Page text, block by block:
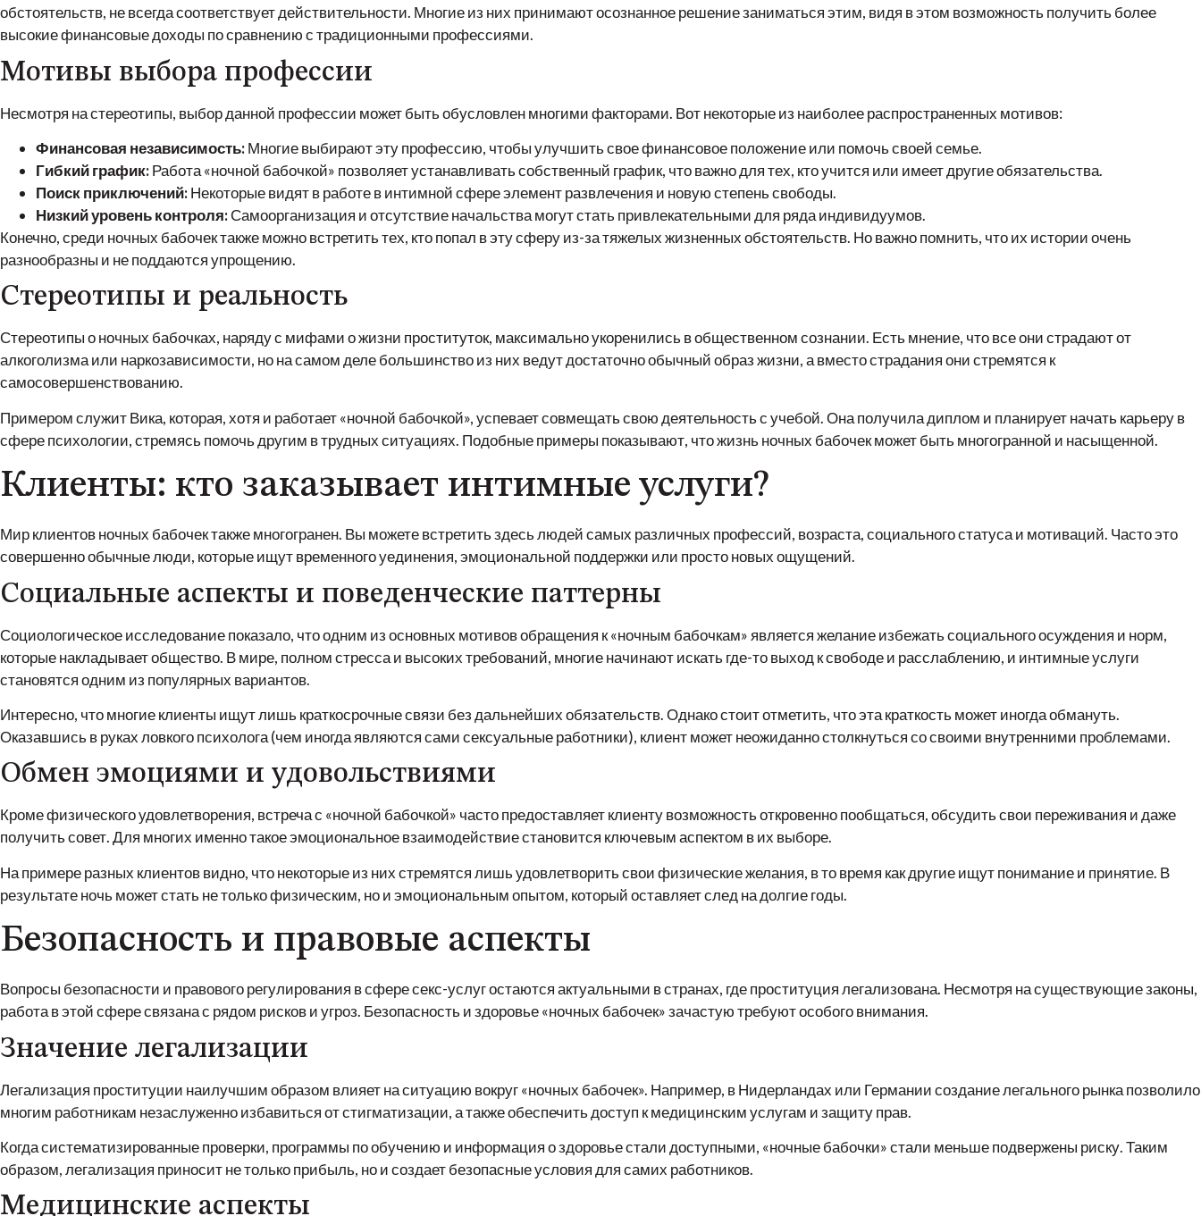
обстоятельств, не всегда соответствует действительности. Многие из них принимают осознанное решение заниматься этим, видя в этом возможность получить более
высокие финансовые доходы по сравнению с традиционными профессиями.
Мотивы выбора профессии
Несмотря на стереотипы, выбор данной профессии может быть обусловлен многими факторами. Вот некоторые из наиболее распространенных мотивов:
Финансовая независимость:Многие выбирают эту профессию, чтобы улучшить свое финансовое положение или помочь своей семье.
Гибкий график:Работа «ночной бабочкой» позволяет устанавливать собственный график, что важно для тех, кто учится или имеет другие обязательства.
Поиск приключений:Некоторые видят в работе в интимной сфере элемент развлечения и новую степень свободы.
Низкий уровень контроля:Самоорганизация и отсутствие начальства могут стать привлекательными для ряда индивидуумов.
Конечно, среди ночных бабочек также можно встретить тех, кто попал в эту сферу из-за тяжелых жизненных обстоятельств. Но важно помнить, что их истории очень
разнообразны и не поддаются упрощению.
Стереотипы и реальность
Стереотипы о ночных бабочках, наряду с мифами о жизни проституток, максимально укоренились в общественном сознании. Есть мнение, что все они страдают от
алкоголизма или наркозависимости, но на самом деле большинство из них ведут достаточно обычный образ жизни, а вместо страдания они стремятся к
самосовершенствованию.
Примером служит Вика, которая, хотя и работает «ночной бабочкой», успевает совмещать свою деятельность с учебой. Она получила диплом и планирует начать карьеру в
сфере психологии, стремясь помочь другим в трудных ситуациях. Подобные примеры показывают, что жизнь ночных бабочек может быть многогранной и насыщенной.
Клиенты: кто заказывает интимные услуги?
Мир клиентов ночных бабочек также многогранен. Вы можете встретить здесь людей самых различных профессий, возраста, социального статуса и мотиваций. Часто это
совершенно обычные люди, которые ищут временного уединения, эмоциональной поддержки или просто новых ощущений.
Социальные аспекты и поведенческие паттерны
Социологическое исследование показало, что одним из основных мотивов обращения к «ночным бабочкам» является желание избежать социального осуждения и норм,
которые накладывает общество. В мире, полном стресса и высоких требований, многие начинают искать где-то выход к свободе и расслаблению, и интимные услуги
становятся одним из популярных вариантов.
Интересно, что многие клиенты ищут лишь краткосрочные связи без дальнейших обязательств. Однако стоит отметить, что эта краткость может иногда обмануть.
Оказавшись в руках ловкого психолога (чем иногда являются сами сексуальные работники), клиент может неожиданно столкнуться со своими внутренними проблемами.
Обмен эмоциями и удовольствиями
Кроме физического удовлетворения, встреча с «ночной бабочкой» часто предоставляет клиенту возможность откровенно пообщаться, обсудить свои переживания и даже
получить совет. Для многих именно такое эмоциональное взаимодействие становится ключевым аспектом в их выборе.
На примере разных клиентов видно, что некоторые из них стремятся лишь удовлетворить свои физические желания, в то время как другие ищут понимание и принятие. В
результате ночь может стать не только физическим, но и эмоциональным опытом, который оставляет след на долгие годы.
Безопасность и правовые аспекты
Вопросы безопасности и правового регулирования в сфере секс-услуг остаются актуальными в странах, где проституция легализована. Несмотря на существующие законы,
работа в этой сфере связана с рядом рисков и угроз. Безопасность и здоровье «ночных бабочек» зачастую требуют особого внимания.
Значение легализации
Легализация проституции наилучшим образом влияет на ситуацию вокруг «ночных бабочек». Например, в Нидерландах или Германии создание легального рынка позволило
многим работникам незаслуженно избавиться от стигматизации, а также обеспечить доступ к медицинским услугам и защиту прав.
Когда систематизированные проверки, программы по обучению и информация о здоровье стали доступными, «ночные бабочки» стали меньше подвержены риску. Таким
образом, легализация приносит не только прибыль, но и создает безопасные условия для самих работников.
Медицинские аспекты